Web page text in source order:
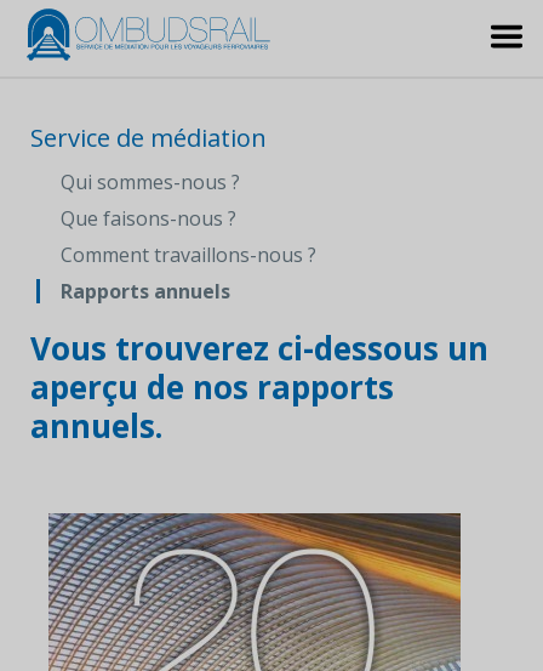
Service de médiation
Qui sommes-nous ?
Que faisons-nous ?
Comment travaillons-nous ?
Rapports annuels
Vous trouverez ci-dessous un
aperçu de nos rapports
annuels.